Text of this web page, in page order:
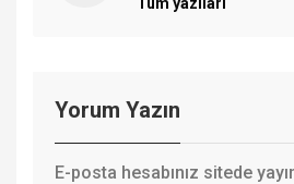
Yorum Yazın
E-posta hesabınız sitede